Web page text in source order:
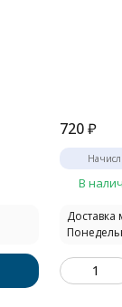
720 ₽
В
Доставка